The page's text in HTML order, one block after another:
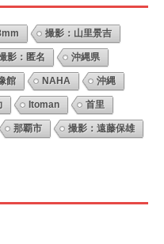
撮影：山里景吉
影：匿名 沖縄県
館 NAHA 沖縄
Itoman 首里
那覇市 撮影：遠藤保雄